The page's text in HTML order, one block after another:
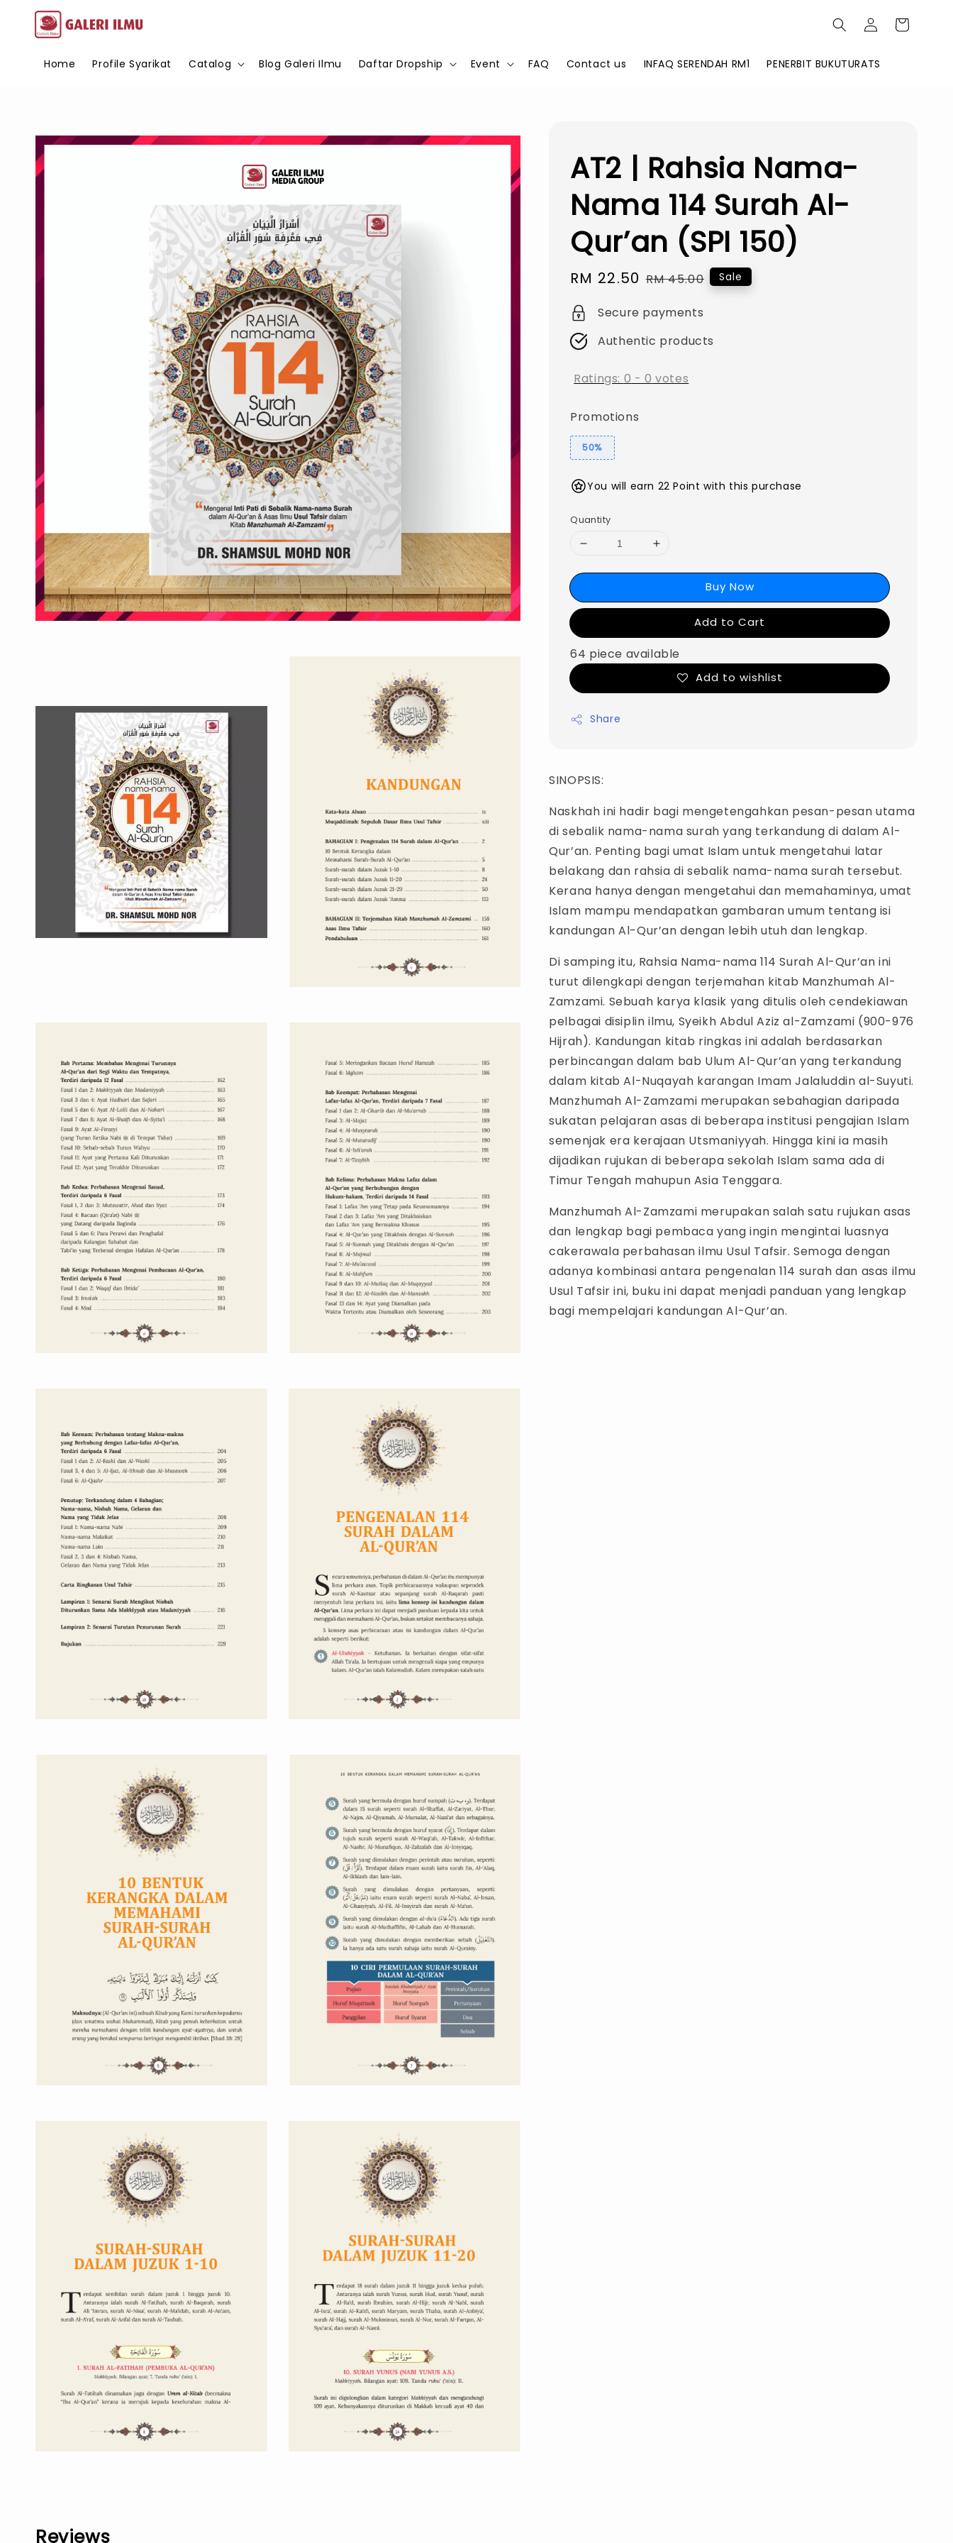
Home Profile Syarikat Catalog Blog Galeri Ilmu Daftar Dropship Event FAQ Contact us INFAQ SERENDAH RM1 PENERBIT BUKUTURATS
AT2 | Rahsia Nama-
Nama 114 Surah Al-
Qur’an (SPI 150)
Sale
price
RM 22.50 Regular
RM 45.00 Sale
Secure payments
Authentic products
Ratings: 0 -0 votes
Promotions
50%
You will earn 22 Point with this purchase
Quantity
Buy Now
Add to Cart
64 piece available
Add to wishlist
Share
SINOPSIS:
Naskhah ini hadir bagi mengetengahkan pesan-pesan utama
di sebalik nama-nama surah yang terkandung di dalam Al-
Qur’an. Penting bagi umat Islam untuk mengetahui latar
belakang dan rahsia di sebalik nama-nama surah tersebut.
Kerana hanya dengan mengetahui dan memahaminya, umat
Islam mampu mendapatkan gambaran umum tentang isi
kandungan Al-Qur’an dengan lebih utuh dan lengkap.
Di samping itu, Rahsia Nama-nama 114 Surah Al-Qur’an ini
turut dilengkapi dengan terjemahan kitab Manzhumah Al-
Zamzami. Sebuah karya klasik yang ditulis oleh cendekiawan
pelbagai disiplin ilmu, Syeikh Abdul Aziz al-Zamzami (900-976
Hijrah). Kandungan kitab ringkas ini adalah berdasarkan
perbincangan dalam bab Ulum Al-Qur’an yang terkandung
dalam kitab Al-Nuqayah karangan Imam Jalaluddin al-Suyuti.
Manzhumah Al-Zamzami merupakan sebahagian daripada
sukatan pelajaran asas di beberapa institusi pengajian Islam
semenjak era kerajaan Utsmaniyyah. Hingga kini ia masih
dijadikan rujukan di beberapa sekolah Islam sama ada di
Timur Tengah mahupun Asia Tenggara.
Manzhumah Al-Zamzami merupakan salah satu rujukan asas
dan lengkap bagi pembaca yang ingin mengintai luasnya
cakerawala perbahasan ilmu Usul Tafsir. Semoga dengan
adanya kombinasi antara pengenalan 114 surah dan asas ilmu
Usul Tafsir ini, buku ini dapat menjadi panduan yang lengkap
bagi mempelajari kandungan Al-Qur’an.
Reviews